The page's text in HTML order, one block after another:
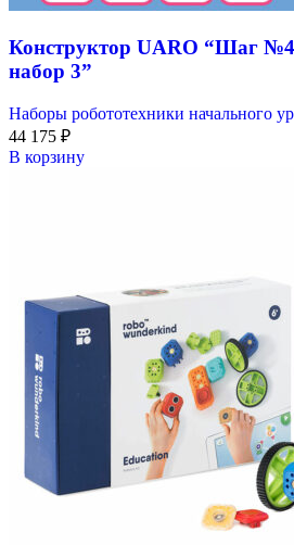
Конструктор UARO “Шаг
набор 3”
Наборы робототехники начального
44 175 ₽
В корзину